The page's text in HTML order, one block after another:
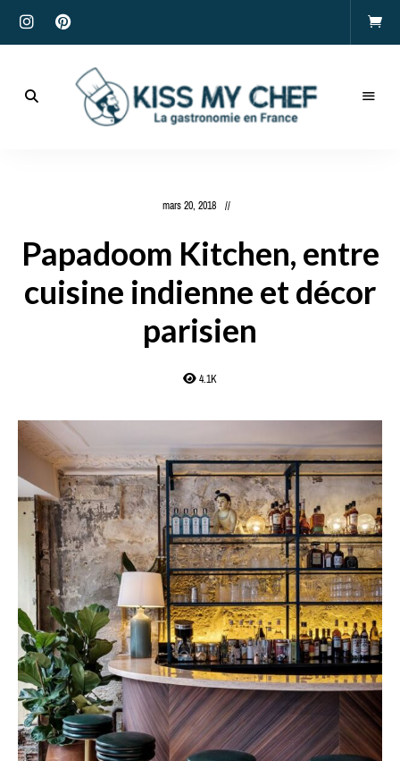
mars 20, 2018
Papadoom Kitchen, entre
cuisine indienne et décor
parisien
4.1K